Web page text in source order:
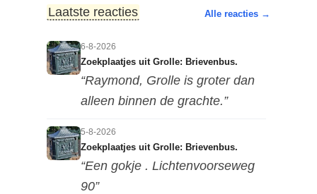
Laatste reacties Alle reacties →
6-8-2026
Zoekplaatjes uit Grolle: Brievenbus.
“Raymond, Grolle is groter dan
alleen binnen de grachte.”
5-8-2026
Zoekplaatjes uit Grolle: Brievenbus.
“Een gokje . Lichtenvoorseweg
90”